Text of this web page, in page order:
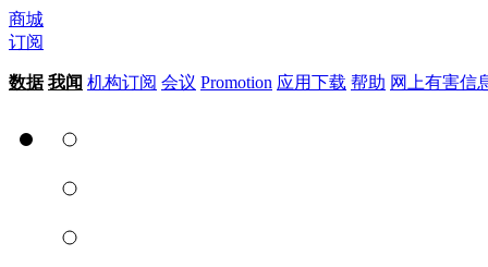
商城
订阅
数据 我闻 机构订阅 会议 Promotion 应用下载 帮助 网上有害信